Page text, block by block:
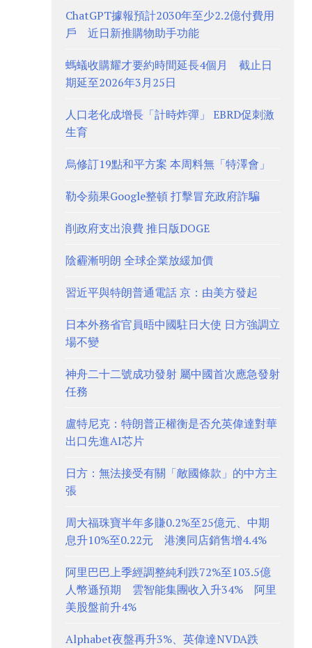
ChatGPT據報預計2030年至少2.2億付費用
戶 近日新推購物助手功能
螞蟻收購耀才要約時間延長4個月 截止日
期延至2026年3月25日
人口老化成增長「計時炸彈」 EBRD促刺激
生育
烏修訂19點和平方案 本周料無「特澤會」
勒令蘋果Google整頓 打擊冒充政府詐騙
削政府支出浪費 推日版DOGE
陰霾漸明朗 全球企業放緩加價
習近平與特朗普通電話 京：由美方發起
日本外務省官員晤中國駐日大使 日方強調立
場不變
神舟二十二號成功發射 屬中國首次應急發射
任務
盧特尼克：特朗普正權衡是否允英偉達對華
出口先進AI芯片
日方：無法接受有關「敵國條款」的中方主
張
周大福珠寶半年多賺0.2%至25億元、中期
息升10%至0.22元 港澳同店銷售增4.4%
阿里巴巴上季經調整純利跌72%至103.5億
人幣遜預期 雲智能集團收入升34% 阿里
美股盤前升4%
Alphabet夜盤再升3%、英偉達NVDA跌